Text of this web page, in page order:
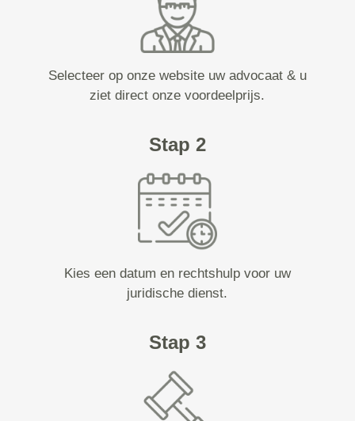
Selecteer op onze website uw advocaat & u
ziet direct onze voordeelprijs.
Stap 2
Kies een datum en rechtshulp voor uw
juridische dienst.
Stap 3